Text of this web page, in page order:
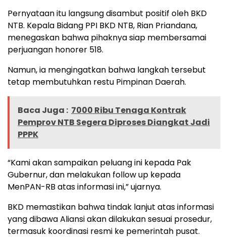
Pernyataan itu langsung disambut positif oleh BKD
NTB. Kepala Bidang PPI BKD NTB, Rian Priandana,
menegaskan bahwa pihaknya siap membersamai
perjuangan honorer 518.
Namun, ia mengingatkan bahwa langkah tersebut
tetap membutuhkan restu Pimpinan Daerah.
Baca Juga : 7000 Ribu Tenaga Kontrak
Pemprov NTB Segera Diproses Diangkat Jadi
PPPK
“Kami akan sampaikan peluang ini kepada Pak
Gubernur, dan melakukan follow up kepada
MenPAN-RB atas informasi ini,” ujarnya.
BKD memastikan bahwa tindak lanjut atas informasi
yang dibawa Aliansi akan dilakukan sesuai prosedur,
termasuk koordinasi resmi ke pemerintah pusat.